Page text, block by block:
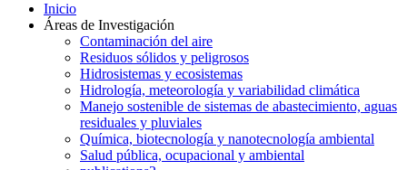
Inicio
Áreas de Investigación
Contaminación del aire
Residuos sólidos y peligrosos
Hidrosistemas y ecosistemas
Hidrología, meteorología y variabilidad climática
Manejo sostenible de sistemas de abastecimiento, aguas
residuales y pluviales
Química, biotecnología y nanotecnología ambiental
Salud pública, ocupacional y ambiental